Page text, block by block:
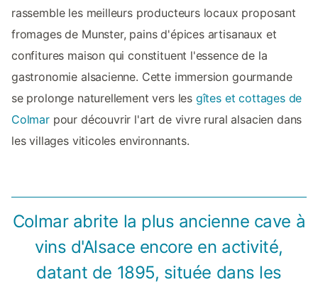
rassemble les meilleurs producteurs locaux proposant
fromages de Munster, pains d'épices artisanaux et
confitures maison qui constituent l'essence de la
gastronomie alsacienne. Cette immersion gourmande
se prolonge naturellement vers les gîtes et cottages de
Colmarpour découvrir l'art de vivre rural alsacien dans
les villages viticoles environnants.
Colmar abrite la plus ancienne cave à
vins d'Alsace encore en activité,
datant de 1895, située dans les